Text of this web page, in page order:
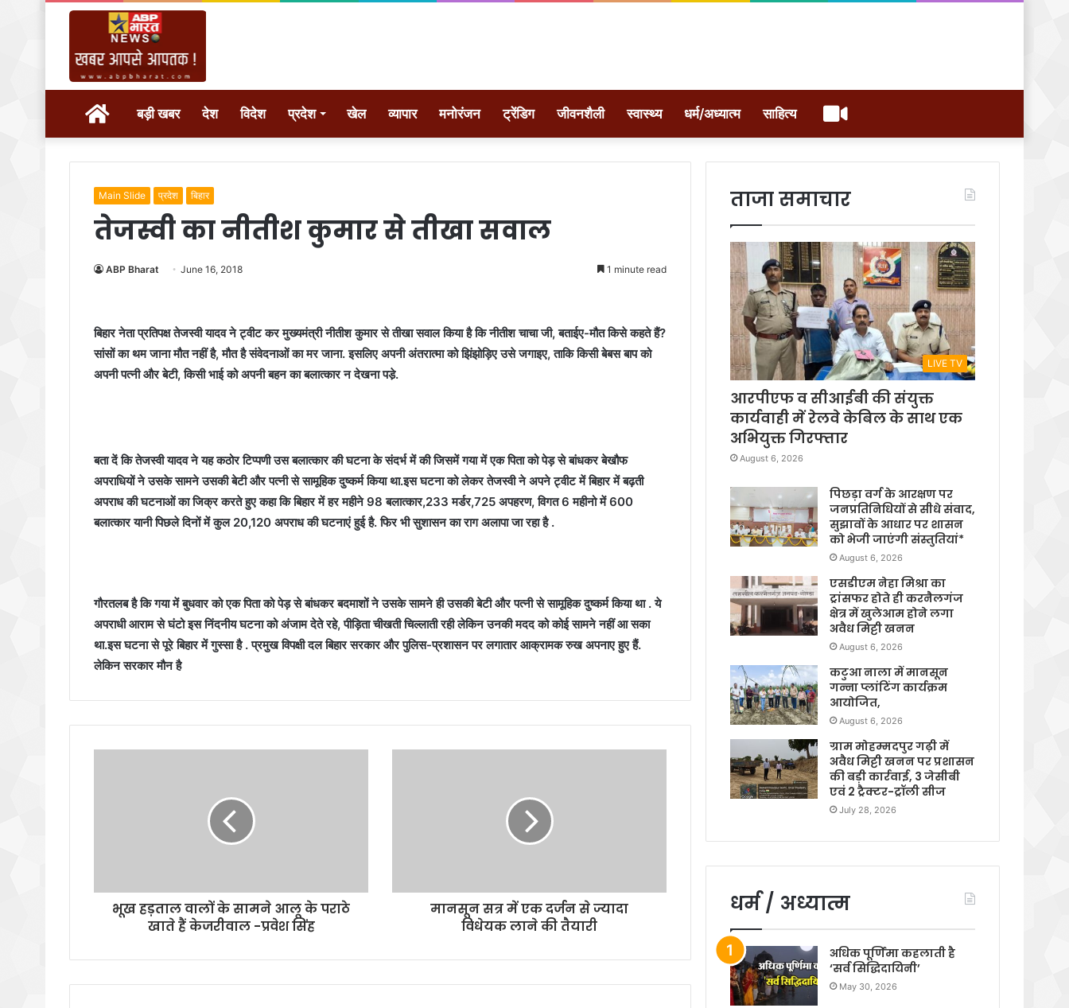
होम बड़ी खबर देश विदेश प्रदेश खेल व्यापार मनोरंजन ट्रेंडिग जीवनशैली स्वास्थ्य धर्म/अध्यात्म साहित्य वीडियो
Main Slide प्रदेश बिहार
तेजस्वी का नीतीश कुमार से तीखा सवाल
ABP Bharat June 16, 2018 1 minute read
बिहार नेता प्रतिपक्ष तेजस्वी यादव ने ट्वीट कर मुख्यमंत्री नीतीश कुमार से तीखा सवाल किया है कि नीतीश चाचा जी, बताईए-मौत किसे कहते हैं?
सांसों का थम जाना मौत नहीं है, मौत है संवेदनाओं का मर जाना. इसलिए अपनी अंतरात्मा को झिंझोड़िए उसे जगाइए, ताकि किसी बेबस बाप को
अपनी पत्नी और बेटी, किसी भाई को अपनी बहन का बलात्कार न देखना पडे़.
बता दें कि तेजस्वी यादव ने यह कठोर टिप्पणी उस बलात्कार की घटना के संदर्भ में की जिसमें गया में एक पिता को पेड़ से बांधकर बेखौफ
अपराधियों ने उसके सामने उसकी बेटी और पत्नी से सामूहिक दुष्कर्म किया था.इस घटना को लेकर तेजस्वी ने अपने ट्वीट में बिहार में बढ़ती
अपराध की घटनाओं का जिक्र करते हुए कहा कि बिहार में हर महीने 98 बलात्कार,233 मर्डर,725 अपहरण, विगत 6 महीनो में 600
बलात्कार यानी पिछले दिनों में कुल 20,120 अपराध की घटनाएं हुई है. फिर भी सुशासन का राग अलापा जा रहा है .
गौरतलब है कि गया में बुधवार को एक पिता को पेड़ से बांधकर बदमाशों ने उसके सामने ही उसकी बेटी और पत्नी से सामूहिक दुष्कर्म किया था . ये
अपराधी आराम से घंटो इस निंदनीय घटना को अंजाम देते रहे, पीड़िता चीखती चिल्लाती रही लेकिन उनकी मदद को कोई सामने नहीं आ सका
था.इस घटना से पूरे बिहार में गुस्सा है . प्रमुख विपक्षी दल बिहार सरकार और पुलिस-प्रशासन पर लगातार आक्रामक रुख अपनाए हुए हैं.
लेकिन सरकार मौन है
भूख हड़ताल वालों के सामने आलू के पराठे
खाते हैं केजरीवाल -प्रवेश सिंह
मानसून सत्र में एक दर्जन से ज्यादा
विधेयक लाने की तैयारी
ताजा समाचार
LIVE TV
आरपीएफ व सीआईबी की संयुक्त
कार्यवाही में रेलवे केबिल के साथ एक
अभियुक्त गिरफ्तार
August 6, 2026
पिछड़ा वर्ग के आरक्षण पर
जनप्रतिनिधियों से सीधे संवाद,
सुझावों के आधार पर शासन
को भेजी जाएंगी संस्तुतियां*
August 6, 2026
एसडीएम नेहा मिश्रा का
ट्रांसफर होते ही करनैलगंज
क्षेत्र में खुलेआम होने लगा
अवैध मिट्टी खनन
August 6, 2026
कटुआ नाला में मानसून
गन्ना प्लांटिंग कार्यक्रम
आयोजित,
August 6, 2026
ग्राम मोहम्मदपुर गढ़ी में
अवैध मिट्टी खनन पर प्रशासन
की बड़ी कार्रवाई, 3 जेसीबी
एवं 2 ट्रैक्टर-ट्रॉली सीज
July 28, 2026
धर्म / अध्यात्म
अधिक पूर्णिमा कहलाती है
‘सर्व सिद्धिदायिनी’
May 30, 2026